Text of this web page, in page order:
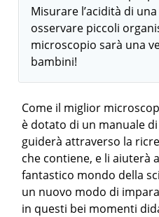
Misurare l’acidità di
osservare piccoli
microscopio sarà una
bambini!
Come il miglior
è dotato di un manuale
guiderà attraverso la
che contiene, e li aiuterà
fantastico mondo della
un nuovo modo di
in questi bei momenti